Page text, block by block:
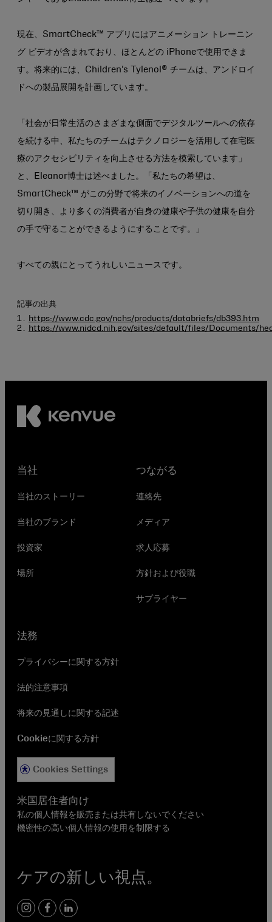
現在、SmartCheck™ アプリにはアニメーション トレーニン
グ ビデオが含まれており、ほとんどの iPhoneで使用できま
す。将来的には、Children's Tylenol® チームは、アンドロイ
ドへの製品展開を計画しています。
「社会が日常生活のさまざまな側面でデジタルツールへの依存
を続ける中、私たちのチームはテクノロジーを活用して在宅医
療のアクセシビリティを向上させる方法を模索しています」
と、Eleanor博士は述べました。「私たちの希望は、
SmartCheck™ がこの分野で将来のイノベーションへの道を
切り開き、より多くの消費者が自身の健康や子供の健康を自分
の手で守ることができるようにすることです。」
すべての親にとってうれしいニュースです。
記事の出典
https://www.cdc.gov/nchs/products/databriefs/db393.htm
https://www.nidcd.nih.gov/sites/default/files/Documents/
ケアの新しい視点。
Instagram
Facebook
LinkedIn
当社
当社のストーリー
当社のブランド
投資家
場所
つながる
連絡先
メディア
求人応募
方針および役職
サプライヤー
法務
プライバシーに関する方針
法的注意事項
将来の見通しに関する記述
Cookieに関する方針
Cookies Settings
米国居住者向け
私の個人情報を販売または共有しないでください
機密性の高い個人情報の使用を制限する